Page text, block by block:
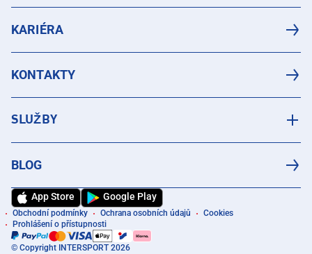
KARIÉRA
KONTAKTY
SLUŽBY
BLOG
App Store Google Play
Obchodní podmínky Ochrana osobních údajů
Cookies
Prohlášení o přístupnosti
© Copyright INTERSPORT 2026